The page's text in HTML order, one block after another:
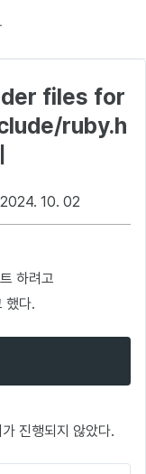
files for
ruby.h
2024. 10. 02
하려고
했다.
진행되지 않았다.